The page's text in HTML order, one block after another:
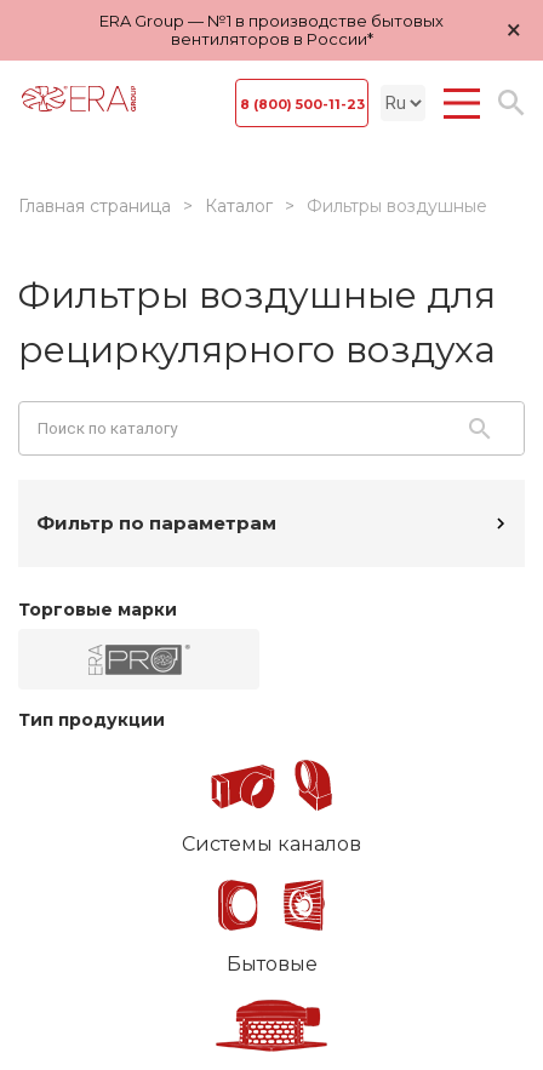
ERA Group — №1 в производстве бытовых
вентиляторов в России*
×
8 (800) 500-11-23
Главная страница Каталог Фильтры воздушные
Фильтры воздушные для
рециркулярного воздуха
Фильтр по параметрам
Торговые марки
Тип продукции
Системы каналов
Бытовые